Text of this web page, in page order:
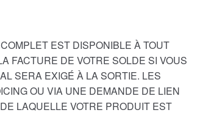
EST DISPONIBLE À TOUT
FACTURE DE VOTRE SOLDE SI VOUS
SERA EXIGÉ À LA SORTIE. LES
OU VIA UNE DEMANDE DE LIEN
LAQUELLE VOTRE PRODUIT EST